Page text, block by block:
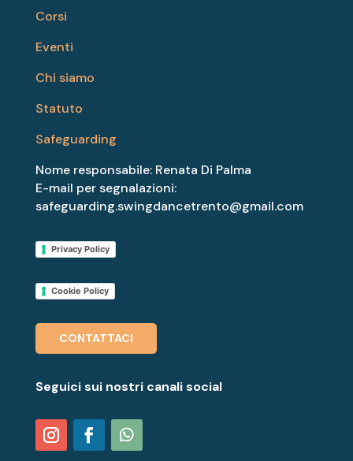
Corsi
Eventi
Chi siamo
Statuto
Safeguarding
Nome responsabile: Renata Di Palma
E-mail per segnalazioni:
safeguarding.swingdancetrento@gmail.com
Privacy Policy
Cookie Policy
CONTATTACI
Seguici sui nostri canali social